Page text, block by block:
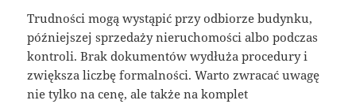
Trudności mogą wystąpić przy odbiorze budynku,
późniejszej sprzedaży nieruchomości albo podczas
kontroli. Brak dokumentów wydłuża procedury i
zwiększa liczbę formalności. Warto zwracać uwagę
nie tylko na cenę, ale także na komplet